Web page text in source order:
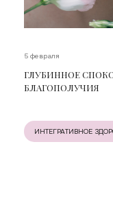
5 февраля
ГЛУБИННОЕ
БЛАГОПОЛУЧИЯ
ИНТЕГРАТИВНОЕ